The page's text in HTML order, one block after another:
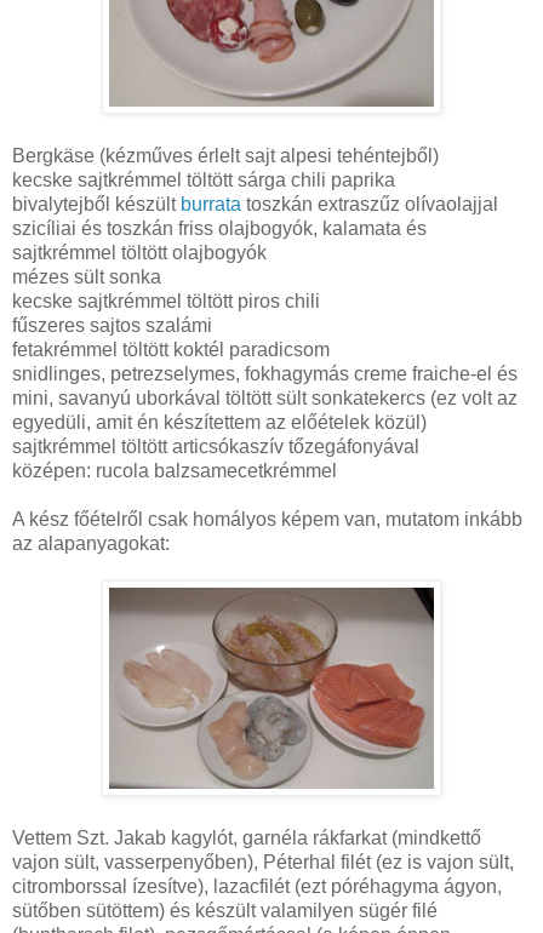
Bergkäse (kézműves érlelt sajt alpesi tehéntejből)
kecske sajtkrémmel töltött sárga chili paprika
bivalytejből készült burrata toszkán extraszűz olívaolajjal
szicíliai és toszkán friss olajbogyók, kalamata és
sajtkrémmel töltött olajbogyók
mézes sült sonka
kecske sajtkrémmel töltött piros chili
fűszeres sajtos szalámi
fetakrémmel töltött koktél paradicsom
snidlinges, petrezselymes, fokhagymás creme fraiche-el és
mini, savanyú uborkával töltött sült sonkatekercs (ez volt az
egyedüli, amit én készítettem az előételek közül)
sajtkrémmel töltött articsókaszív tőzegáfonyával
középen: rucola balzsamecetkrémmel
A kész főételről csak homályos képem van, mutatom inkább
az alapanyagokat:
Vettem Szt. Jakab kagylót, garnéla rákfarkat (mindkettő
vajon sült, vasserpenyőben), Péterhal filét (ez is vajon sült,
citromborssal ízesítve), lazacfilét (ezt póréhagyma ágyon,
sütőben sütöttem) és készült valamilyen sügér filé